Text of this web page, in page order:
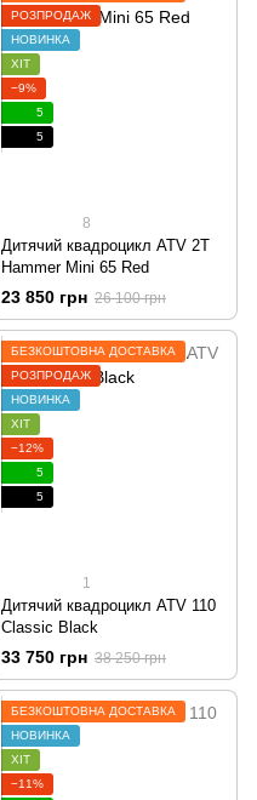
РОЗПРОДАЖ
НОВИНКА
ХІТ
−9%
5
5
8
Дитячий квадроцикл ATV 2T
Hammer Mini 65 Red
23 850 грн 26 100 грн
БЕЗКОШТОВНА ДОСТАВКА
РОЗПРОДАЖ
НОВИНКА
ХІТ
−12%
5
5
1
Дитячий квадроцикл ATV 110
Classic Black
33 750 грн 38 250 грн
БЕЗКОШТОВНА ДОСТАВКА
НОВИНКА
ХІТ
−11%